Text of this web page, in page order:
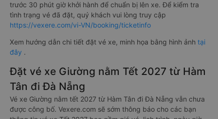
trước 30 phút giờ khởi hành để chuẩn bị lên xe. Để kiểm tra
tình trạng vé đã đặt, quý khách vui lòng truy cập
https://vexere.com/vi-VN/booking/ticketinfo
Xem hướng dẫn chi tiết đặt vé xe, minh họa bằng hình ảnh tại
đây .
Đặt vé xe Giường nằm Tết 2027 từ Hàm
Tân đi Đà Nẵng
Vé xe Giường nằm tết 2027 từ Hàm Tân đi Đà Nẵng vẫn chưa
được công bố. Vexere.com sẽ sớm thông báo cho các bạn